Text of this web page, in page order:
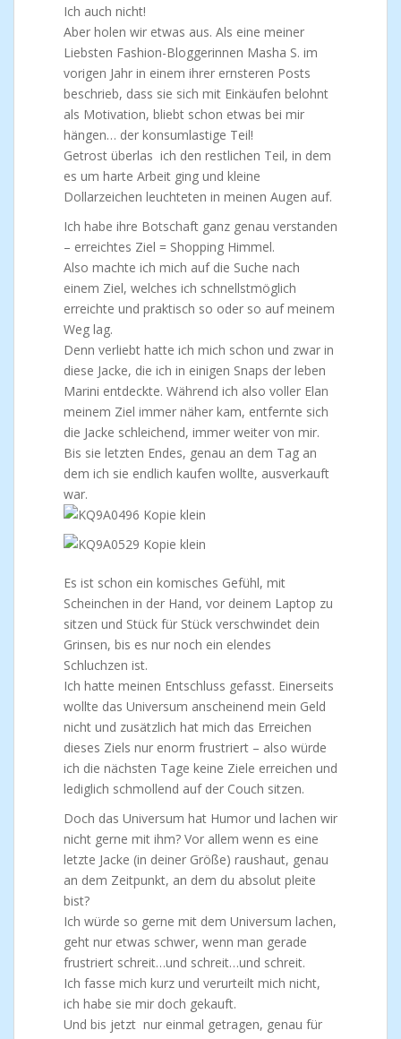
Ich auch nicht!
Aber holen wir etwas aus. Als eine meiner
Liebsten Fashion-Bloggerinnen Masha S. im
vorigen Jahr in einem ihrer ernsteren Posts
beschrieb, dass sie sich mit Einkäufen belohnt
als Motivation, bliebt schon etwas bei mir
hängen… der konsumlastige Teil!
Getrost überlas ich den restlichen Teil, in dem
es um harte Arbeit ging und kleine
Dollarzeichen leuchteten in meinen Augen auf.
Ich habe ihre Botschaft ganz genau verstanden
– erreichtes Ziel = Shopping Himmel.
Also machte ich mich auf die Suche nach
einem Ziel, welches ich schnellstmöglich
erreichte und praktisch so oder so auf meinem
Weg lag.
Denn verliebt hatte ich mich schon und zwar in
diese Jacke, die ich in einigen Snaps der leben
Marini entdeckte. Während ich also voller Elan
meinem Ziel immer näher kam, entfernte sich
die Jacke schleichend, immer weiter von mir.
Bis sie letzten Endes, genau an dem Tag an
dem ich sie endlich kaufen wollte, ausverkauft
war.
Es ist schon ein komisches Gefühl, mit
Scheinchen in der Hand, vor deinem Laptop zu
sitzen und Stück für Stück verschwindet dein
Grinsen, bis es nur noch ein elendes
Schluchzen ist.
Ich hatte meinen Entschluss gefasst. Einerseits
wollte das Universum anscheinend mein Geld
nicht und zusätzlich hat mich das Erreichen
dieses Ziels nur enorm frustriert – also würde
ich die nächsten Tage keine Ziele erreichen und
lediglich schmollend auf der Couch sitzen.
Doch das Universum hat Humor und lachen wir
nicht gerne mit ihm? Vor allem wenn es eine
letzte Jacke (in deiner Größe) raushaut, genau
an dem Zeitpunkt, an dem du absolut pleite
bist?
Ich würde so gerne mit dem Universum lachen,
geht nur etwas schwer, wenn man gerade
frustriert schreit…und schreit…und schreit.
Ich fasse mich kurz und verurteilt mich nicht,
ich habe sie mir doch gekauft.
Und bis jetzt nur einmal getragen, genau für